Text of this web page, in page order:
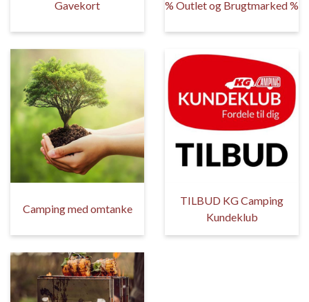
Gavekort % Outlet og Brugtmarked %
Camping med omtanke
TILBUD KG Camping
Kundeklub